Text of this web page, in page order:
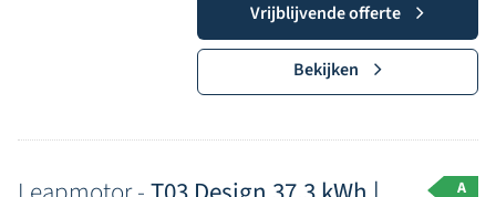
Vrijblijvende offerte
Bekijken
A